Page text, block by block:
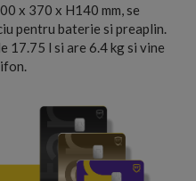
x 370 x H140 mm, se
pentru baterie si preaplin.
17.75 l si are 6.4 kg si vine